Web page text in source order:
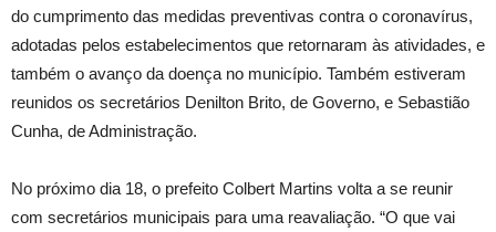
do cumprimento das medidas preventivas contra o coronavírus,
adotadas pelos estabelecimentos que retornaram às atividades, e
também o avanço da doença no município. Também estiveram
reunidos os secretários Denilton Brito, de Governo, e Sebastião
Cunha, de Administração.
No próximo dia 18, o prefeito Colbert Martins volta a se reunir
com secretários municipais para uma reavaliação. “O que vai